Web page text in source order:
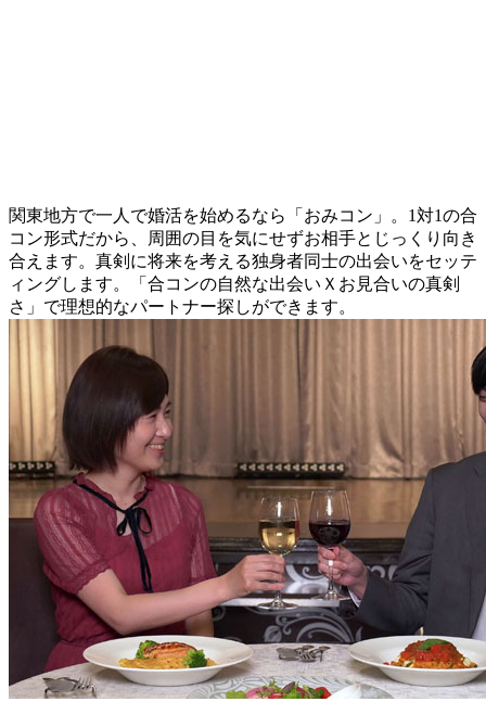
関東地方で一人で婚活を始めるなら「おみコン」。1対1の合
コン形式だから、周囲の目を気にせずお相手とじっくり向き
合えます。真剣に将来を考える独身者同士の出会いをセッテ
ィングします。「合コンの自然な出会いＸお見合いの真剣
さ」で理想的なパートナー探しができます。